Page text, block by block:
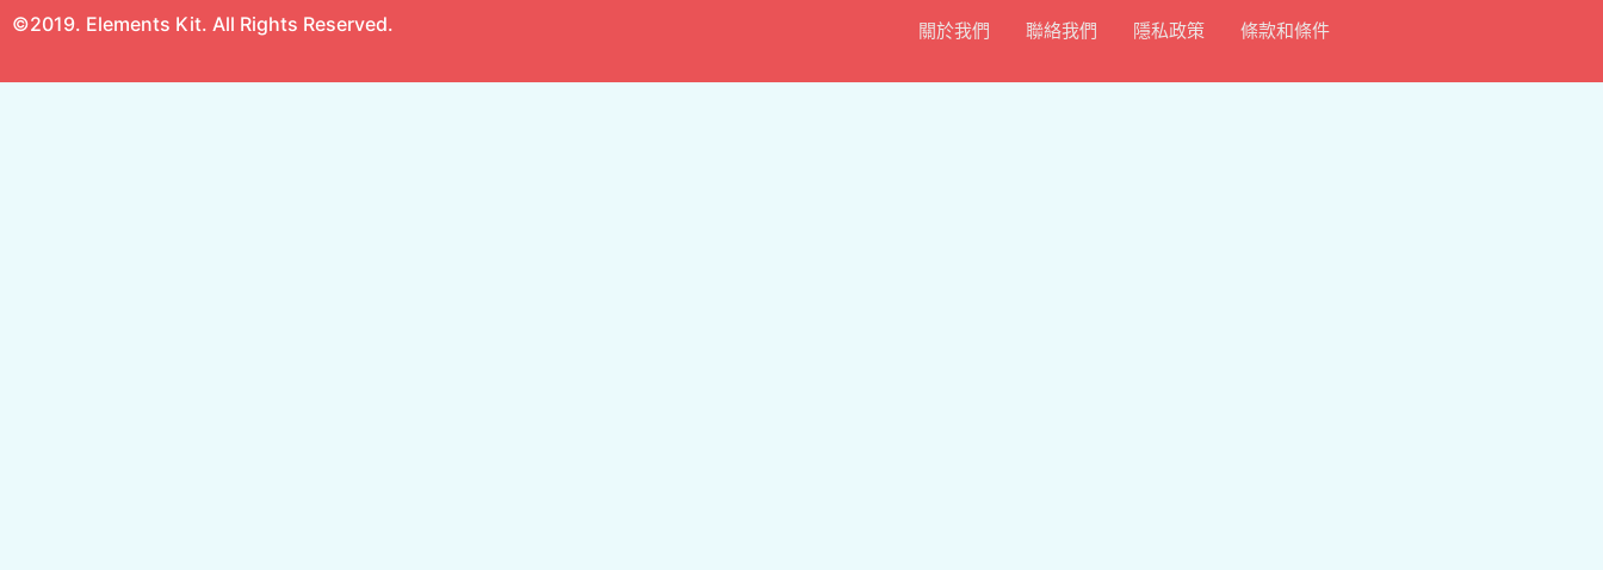
©2019. Elements Kit. All Rights Reserved. 關於我們 聯絡我們 隱私政策 條款和條件